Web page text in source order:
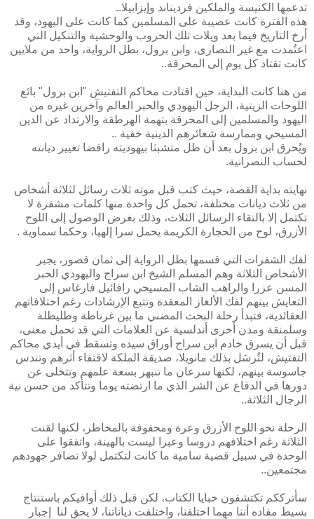
تدعمها الكنيسة والملكين فرديناند وإيزابيلا..
هذه الفترة كانت عصيبة على المسلمين كما كانت على اليهود، وقد
أرخ التاريخ فيما بعد ويلات تلك الحروب والوحشية والتنكيل التي
اعتُمدت مع غير النصارى، وابن برول، بطل الرواية، واحد من ملايين
كانت تقتاد كل يوم إلى المحرقة..
من هنا كانت البداية، حين اقتادت محاكم التفتيش "ابن برول" بائع
اللوحات الزيتية، الرجل اليهودي والحبر العالم وآخرين غيره من
اليهود والمسلمين إلى المحرقة بتهمة الهرطقة والارتداد عن الدين
المسيحي وممارسة شعائرهم الدينية خفية ..
ويُحرق ابن برول بعد أن ظل متشبثا بيهوديته رافضا تغيير ديانته
لحساب النصرانية.
نهايته بداية القصة، حيث كتب قبل موته ثلاث رسائل لثلاثة أشخاص
من ثلاث ديانات مختلفة، تحمل كل واحدة منها كلمات مشفرة لا
تكتمل إلا بالتقاء الرسائل الثلاث، وذلك بغرض الوصول إلى اللوح
الأزرق، لوح من الحجارة الكريمة يحمل سرا إلهيا، وحكما سماوية .
لفك الشفرات التي قسمها بطل الرواية إلى ثمان قصور، يجبر
الأشخاص الثلاثة وهم المسلم الشيخ ابن سراج واليهودي الحبر
المسن عزرا والراهب الشاب المسيحي رافائيل فارغاس إلى
التعايش بينهم لفك الألغاز المعقدة وتتبع الإرشادات رغم اختلافاتهم
العقائدية، فتبدأ رحلة البحث المضني ما بين غرناطة وطليطلة
وسلمنقة ومدن أخرى أندلسية عن العلامات التي قد تحمل معنى،
قبل أن يسرق خادم ابن سراج أوراق سيده وتسقط في أيدي محاكم
التفتيش، لتُرسَل بذلك مانويلا، صديقة الملكة لاقتفاء أثرهم وتندس
جاسوسة بينهم، لكنها سرعان ما تنبهر بسعة علمهم وتتخلى عن
دورها في الدفاع عن الشر الذي ما ارتضته يوما وتتأكد من حسن نية
الرجال الثلاثة..
الرحلة نحو اللوح الأزرق وعرة ومحفوفة بالمخاطر، لكنها لقنت
الثلاثة رغم اختلافهم دروسا وعبرا ليست بالهينة، واتفقوا على
الوحدة في سبيل قضية سامية ما كانت لتكتمل لولا تضافر جهودهم
مجتمعين..
سأترككم تكتشفون خبايا الكتاب، لكن قبل ذلك أوافيكم باستنتاج
بسيط مفاده أننا مهما اختلفنا، واختلفت دياناتنا، لا يحق لنا إجبار